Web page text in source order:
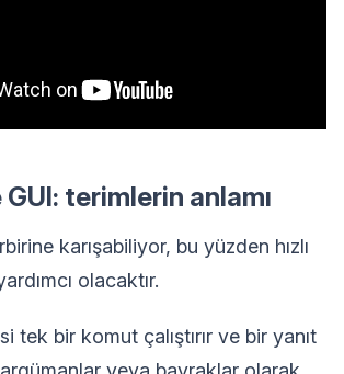
GUI: terimlerin anlamı
karışabiliyor, bu yüzden hızlı
olacaktır.
tek bir komut çalıştırır ve bir yanıt